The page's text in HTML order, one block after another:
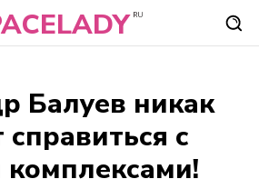
RU
Балуев никак
с